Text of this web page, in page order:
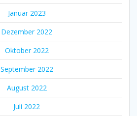
Januar 2023
Dezember 2022
Oktober 2022
September 2022
August 2022
Juli 2022